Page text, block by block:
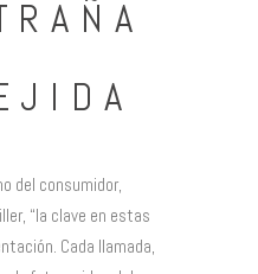
del consumidor,
“la clave en estas
Cada llamada,